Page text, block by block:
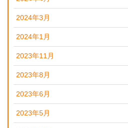
2024年3月
2024年1月
2023年11月
2023年8月
2023年6月
2023年5月